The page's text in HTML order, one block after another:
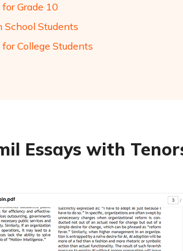
Grade 10
School Students
College Students
Essays with